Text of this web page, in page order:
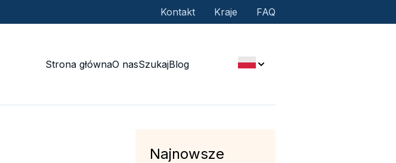
Kontakt Kraje FAQ
Strona głównaO nasSzukajBlog
Najnowsze